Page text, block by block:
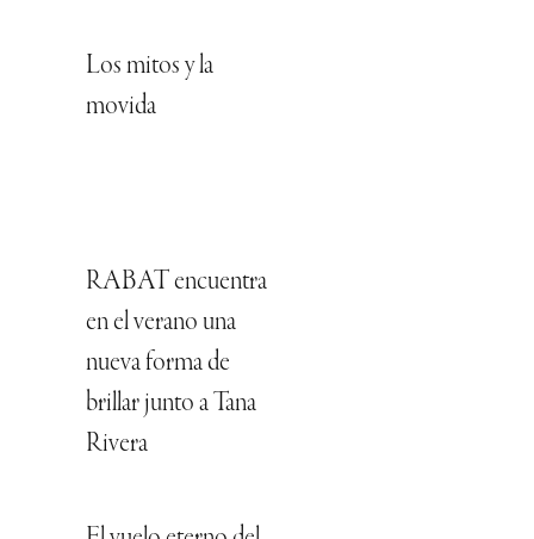
Los mitos y la
movida
RABAT encuentra
en el verano una
nueva forma de
brillar junto a Tana
Rivera